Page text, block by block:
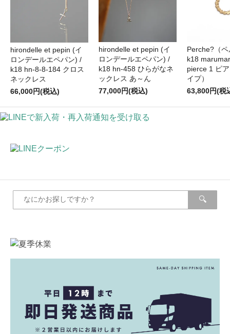
hirondelle et pepin (イ
ロンデールエペパン) /
k18 hn-8-8-184 クロス
ネックレス
66,000円(税込)
hirondelle et pepin (イ
ロンデールエペパン) /
k18 hn-458 ひらがなネ
ックレス あ～ん
77,000円(税込)
Perche?（
k18
pierce 1 ピ
イプ）
63,800円(税